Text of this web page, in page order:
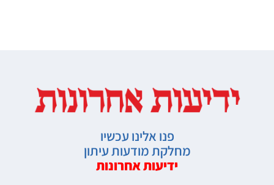
פנו אלינו עכשיו
מחלקת מודעות עיתון
ידיעות אחרונות